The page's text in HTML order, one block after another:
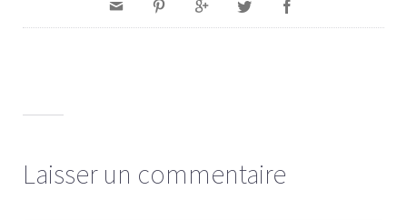
Laisser un commentaire